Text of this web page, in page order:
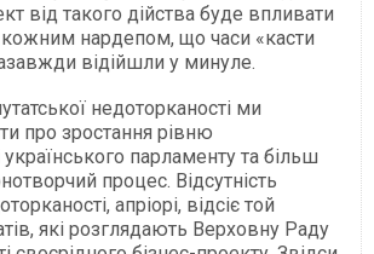
від такого дійства буде впливати
нардепом, що часи «касти
відійшли у минуле.
недоторканості ми
про зростання рівню
українського парламенту та більш
процес. Відсутність
апріорі, відсіє той
які розглядають Верховну Раду